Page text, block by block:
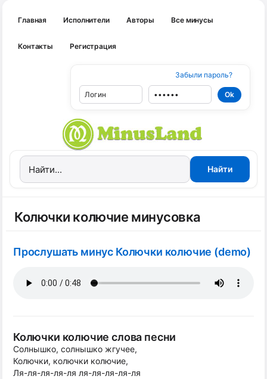
Главная Исполнители Авторы Все минусы
Контакты Регистрация
Забыли пароль?
Колючки колючие минусовка
Прослушать минус Колючки колючие (demo)
Колючки колючие слова песни
Солнышко, солнышко жгучее,
Колючки, колючки колючие,
Ля-ля-ля-ля-ля ля-ля-ля-ля-ля